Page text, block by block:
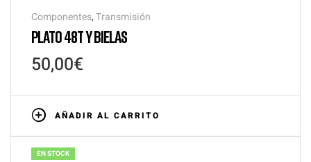
Componentes,Transmisión
PLATO 48T Y BIELAS
50,00€
AÑADIR AL CARRITO
EN STOCK